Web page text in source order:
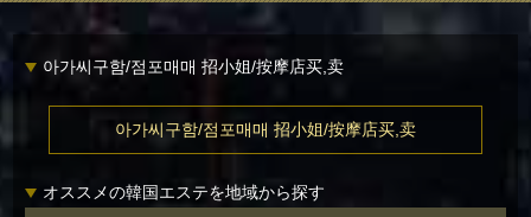
아가씨구함/점포매매 招小姐/按摩店买,卖
아가씨구함/점포매매 招小姐/按摩店买,卖
オススメの韓国エステを地域から探す